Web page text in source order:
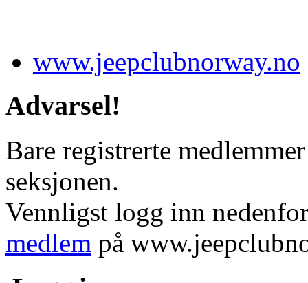
www.jeepclubnorway.no
Advarsel!
Bare registrerte
seksjonen.
Vennligst logg inn
medlem på